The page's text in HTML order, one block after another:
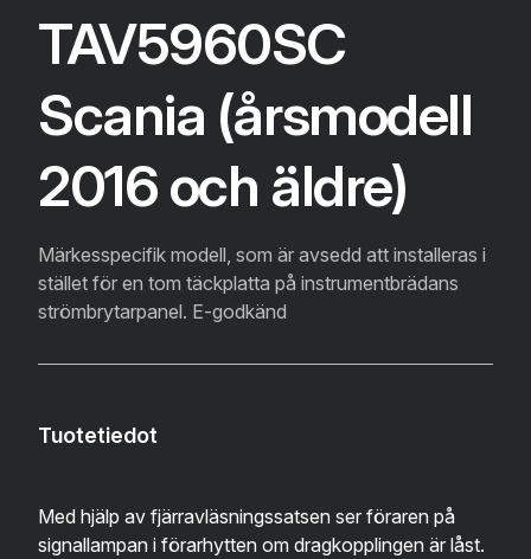
TAV5960SC
Scania (årsmodell
2016 och äldre)
Märkesspecifik modell, som är avsedd att installeras i
stället för en tom täckplatta på instrumentbrädans
strömbrytarpanel. E-godkänd
Tuotetiedot
Med hjälp av fjärravläsningssatsen ser föraren på
signallampan i förarhytten om dragkopplingen är låst.